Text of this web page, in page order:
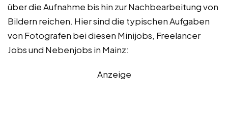
über die Aufnahme bis hin zur Nachbearbeitung von
Bildern reichen. Hier sind die typischen Aufgaben
von Fotografen bei diesen Minijobs, Freelancer
Jobs und Nebenjobs in Mainz:
Anzeige